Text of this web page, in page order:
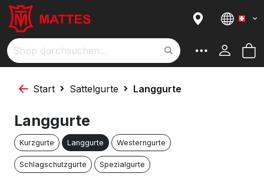
Suche
Start Sattelgurte Langgurte
Langgurte
Kurzgurte Langgurte Westerngurte
Schlagschutzgurte Spezialgurte
Sortieren nach